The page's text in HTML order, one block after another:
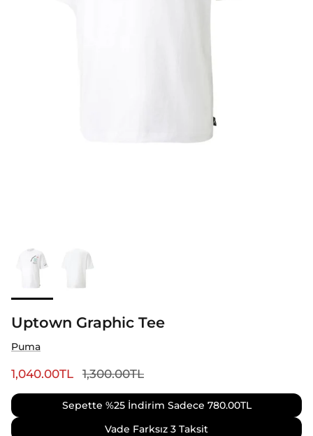
Uptown Graphic Tee
Puma
1,040.00TL 1,300.00TL
Sepette %25 İndirim Sadece 780.00TL
Vade Farksız 3 Taksit